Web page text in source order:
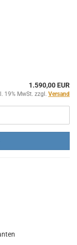
1.590,00 EUR
19% MwSt. zzgl. Versand